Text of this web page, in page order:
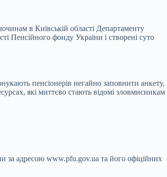
в Київській області Департаменту
Пенсійного фонду України і створені суто
пенсіонерів негайно заповнити анкету,
які миттєво стають відомі зловмисникам
за адресою www.pfu.gov.ua та його офіційних